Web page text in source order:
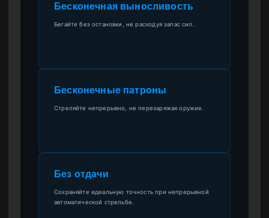
Бесконечная выносливость
Бегайте без остановки, не расходуя запас сил.
Бесконечные патроны
Стреляйте непрерывно, не перезаряжая оружие.
Без отдачи
Сохраняйте идеальную точность при непрерывной
автоматической стрельбе.